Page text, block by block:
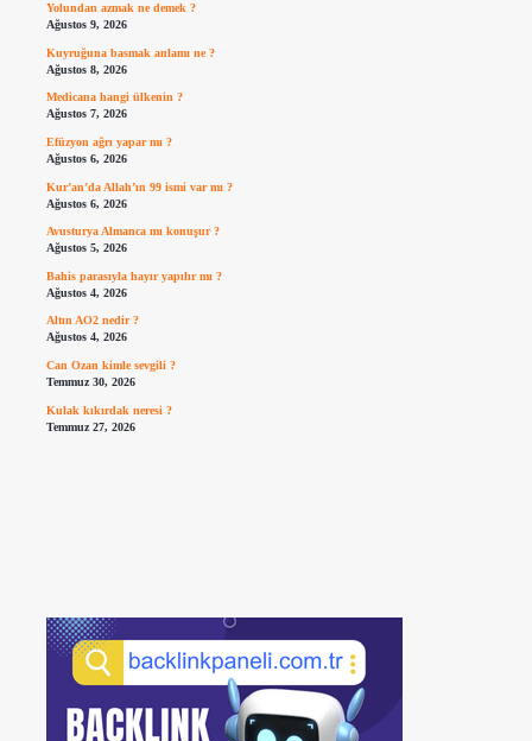
Yolundan azmak ne demek ?
Ağustos 9, 2026
Kuyruğuna basmak anlamı ne ?
Ağustos 8, 2026
Medicana hangi ülkenin ?
Ağustos 7, 2026
Efüzyon ağrı yapar mı ?
Ağustos 6, 2026
Kur’an’da Allah’ın 99 ismi var mı ?
Ağustos 6, 2026
Avusturya Almanca mı konuşur ?
Ağustos 5, 2026
Bahis parasıyla hayır yapılır mı ?
Ağustos 4, 2026
Altın AO2 nedir ?
Ağustos 4, 2026
Can Ozan kimle sevgili ?
Temmuz 30, 2026
Kulak kıkırdak neresi ?
Temmuz 27, 2026